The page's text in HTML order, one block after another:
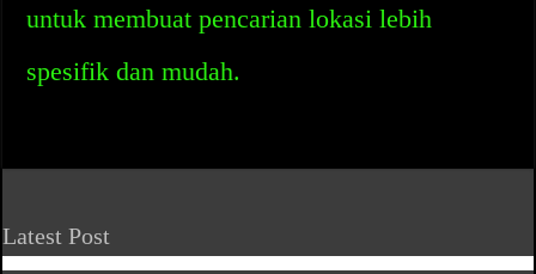
untuk membuat pencarian lokasi lebih
spesifik dan mudah.
Latest Post